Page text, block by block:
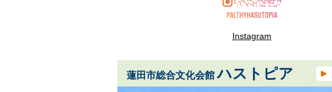
Instagram
蓮田市総合文化会館ハストピア